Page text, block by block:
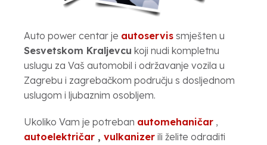
Auto power centar je autoservis smješten u
Sesvetskom Kraljevcu koji nudi kompletnu
uslugu za Vaš automobil i održavanje vozila u
Zagrebu i zagrebačkom području s dosljednom
uslugom i ljubaznim osobljem.
Ukoliko Vam je potreban automehaničar ,
autoelektričar , vulkanizer ili želite odraditi